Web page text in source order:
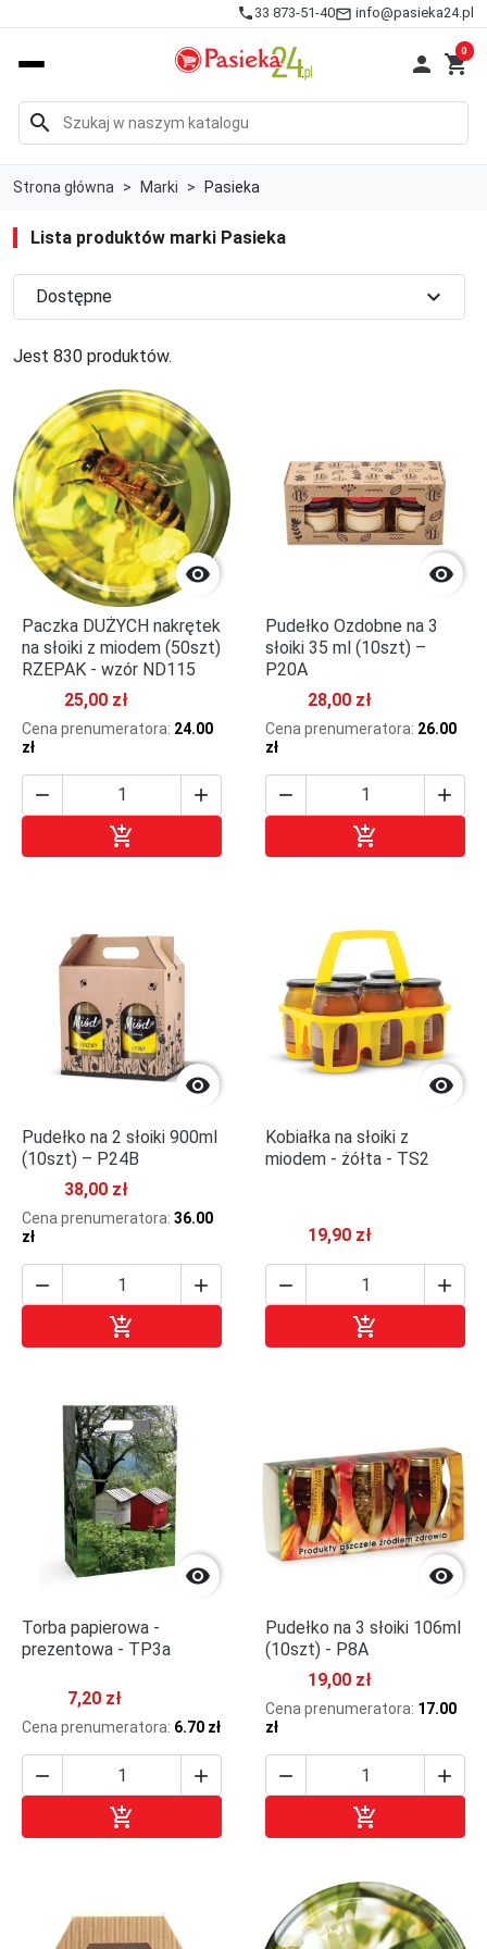
phone 33 873-51-40mail_outline info@pasieka24.pl
 shopping_cart
0
search
Strona główna Marki Pasieka
Lista produktów marki Pasieka
Jest 830 produktów.
Dostępne expand_more

Paczka DUŻYCH nakrętek
na słoiki z miodem (50szt)
RZEPAK - wzór ND115
25,00 zł
Cena prenumeratora: 24.00
zł
 


Pudełko Ozdobne na 3
słoiki 35 ml (10szt) –
P20A
28,00 zł
Cena prenumeratora: 26.00
zł
 


Pudełko na 2 słoiki 900ml
(10szt) – P24B
38,00 zł
Cena prenumeratora: 36.00
zł
 


Kobiałka na słoiki z
miodem - żółta - TS2
19,90 zł
 


Torba papierowa -
prezentowa - TP3a
7,20 zł
Cena prenumeratora: 6.70 zł
 


Pudełko na 3 słoiki 106ml
(10szt) - P8A
19,00 zł
Cena prenumeratora: 17.00
zł
 
